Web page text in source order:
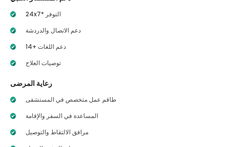
24x7* التوفر
دعم الاتصال والدردشة
14+ دعم اللغات
توصيات العلاج
رعاية المرضى
طاقم عمل متخصص في المستشفى
المساعدة في السفر والإقامة
مرافق الالتقاط والتوصيل